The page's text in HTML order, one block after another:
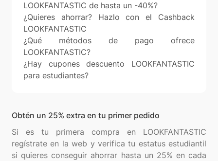
LOOKFANTASTIC de hasta un -40%?
¿Quieres ahorrar? Hazlo con el Cashback
LOOKFANTASTIC
¿Qué métodos de pago ofrece
LOOKFANTASTIC?
¿Hay cupones descuento LOOKFANTASTIC
para estudiantes?
Obtén un 25% extra en tu primer pedido
Si es tu primera compra en LOOKFANTASTIC
regístrate en la web y verifica tu estatus estudiantil
si quieres conseguir ahorrar hasta un 25% en cada